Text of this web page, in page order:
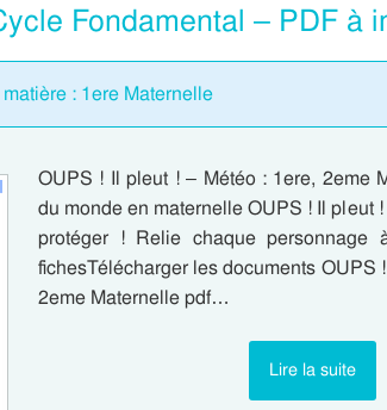
Fondamental – PDF à
: 1ere Maternelle
OUPS ! Il pleut ! – Météo : 1ere, 2eme
du monde en maternelle OUPS ! Il pleut
protéger ! Relie chaque personnage
fichesTélécharger les documents OUPS
2eme Maternelle pdf…
Lire la suite